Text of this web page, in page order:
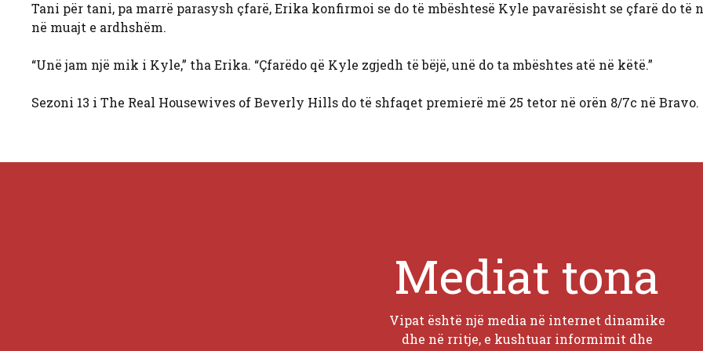
Tani për tani, pa marrë parasysh çfarë, Erika konfirmoi se do të mbështesë Kyle pavarësisht se çfarë do të
në muajt e ardhshëm.
“Unë jam një mik i Kyle,” tha Erika. “Çfarëdo që Kyle zgjedh të bëjë, unë do ta mbështes atë në këtë.”
Sezoni 13 i The Real Housewives of Beverly Hills do të shfaqet premierë më 25 tetor në orën 8/7c në Bravo.
Mediat tona
Vipat është një media në internet dinamike
dhe në rritje, e kushtuar informimit dhe